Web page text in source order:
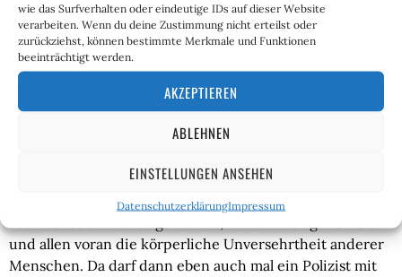
wie das Surfverhalten oder eindeutige IDs auf dieser Website
verarbeiten. Wenn du deine Zustimmung nicht erteilst oder
zurückziehst, können bestimmte Merkmale und Funktionen
beeinträchtigt werden.
AKZEPTIEREN
ABLEHNEN
EINSTELLUNGEN ANSEHEN
DatenschutzerklärungImpressum
Fakt ist: Der Fall aus Mannheim zeigt uns nicht nur, dass
wir ein Problem mit nicht integrierten Moslems haben.
brachialer Gewalt der Kampf gegen rechts und damit die
Stärkung des eigenen Narrativs wichtiger erscheint als
und allen voran die körperliche Unversehrtheit anderer
Menschen. Da darf dann eben auch mal ein Polizist mit